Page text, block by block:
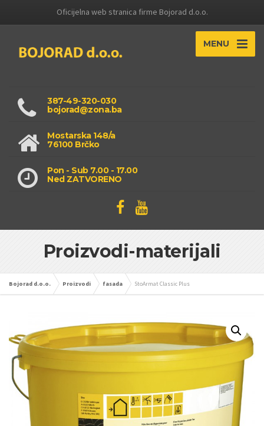
Oficijelna web stranica firme Bojorad d.o.o.
MENU
387-49-320-030
bojorad@zona.ba
Mostarska 148/a
76100 Brčko
Pon - Sub 7.00 - 17.00
Ned ZATVORENO
Proizvodi-materijali
Bojorad d.o.o. Proizvodi fasada StoArmat Classic Plus